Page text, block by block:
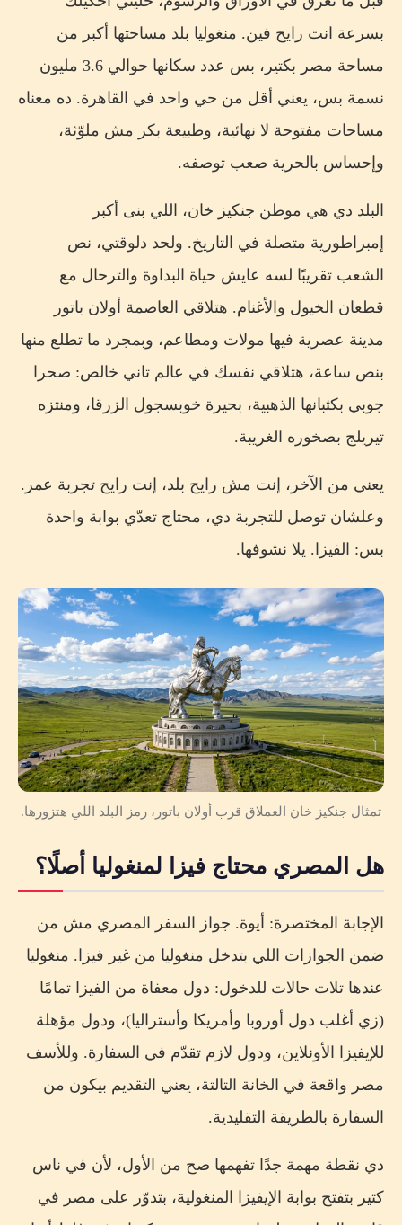
بسرعة انت رايح فين. منغوليا بلد مساحتها أكبر من
مساحة مصر بكتير، بس عدد سكانها حوالي 3.6 مليون
نسمة بس، يعني أقل من حي واحد في القاهرة. ده معناه
مساحات مفتوحة لا نهائية، وطبيعة بكر مش ملوّثة،
وإحساس بالحرية صعب توصفه.
البلد دي هي موطن جنكيز خان، اللي بنى أكبر
إمبراطورية متصلة في التاريخ. ولحد دلوقتي، نص
الشعب تقريبًا لسه عايش حياة البداوة والترحال مع
قطعان الخيول والأغنام. هتلاقي العاصمة أولان باتور
مدينة عصرية فيها مولات ومطاعم، وبمجرد ما تطلع منها
بنص ساعة، هتلاقي نفسك في عالم تاني خالص: صحرا
جوبي بكثبانها الذهبية، بحيرة خوبسجول الزرقا، ومنتزه
تيريلج بصخوره الغريبة.
يعني من الآخر، إنت مش رايح بلد، إنت رايح تجربة عمر.
وعلشان توصل للتجربة دي، محتاج تعدّي بوابة واحدة
بس: الفيزا. يلا نشوفها.
تمثال جنكيز خان العملاق قرب أولان باتور، رمز البلد اللي هتزورها.
هل المصري محتاج فيزا لمنغوليا أصلًا؟
الإجابة المختصرة: أيوة. جواز السفر المصري مش من
ضمن الجوازات اللي بتدخل منغوليا من غير فيزا. منغوليا
عندها تلات حالات للدخول: دول معفاة من الفيزا تمامًا
(زي أغلب دول أوروبا وأمريكا وأستراليا)، ودول مؤهلة
للإيفيزا الأونلاين، ودول لازم تقدّم في السفارة. وللأسف
مصر واقعة في الخانة التالتة، يعني التقديم بيكون من
السفارة بالطريقة التقليدية.
دي نقطة مهمة جدًا تفهمها صح من الأول، لأن في ناس
كتير بتفتح بوابة الإيفيزا المنغولية، بتدوّر على مصر في